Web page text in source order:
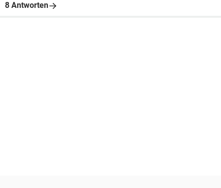
8 Antworten